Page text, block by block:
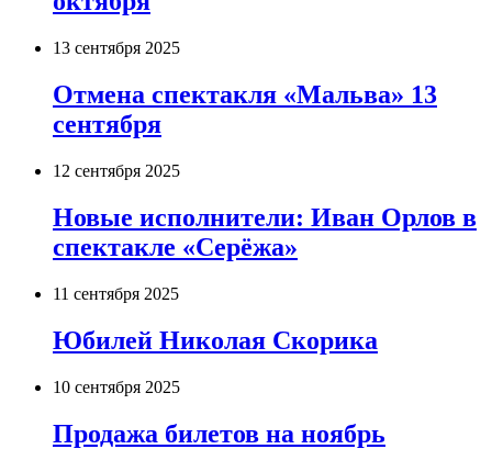
13 сентября 2025
Отмена спектакля «Мальва» 13
сентября
12 сентября 2025
Новые исполнители: Иван Орлов в
спектакле «Серёжа»
11 сентября 2025
Юбилей Николая Скорика
10 сентября 2025
Продажа билетов на ноябрь